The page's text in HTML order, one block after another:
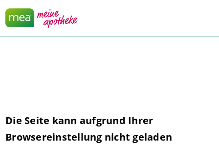
Die Seite kann aufgrund Ihrer
Browsereinstellung nicht geladen